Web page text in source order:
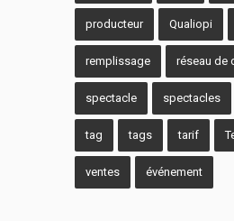
producteur Qualiopi
remplissage réseau de
spectacle spectacles
tag tags tarif
ventes événement